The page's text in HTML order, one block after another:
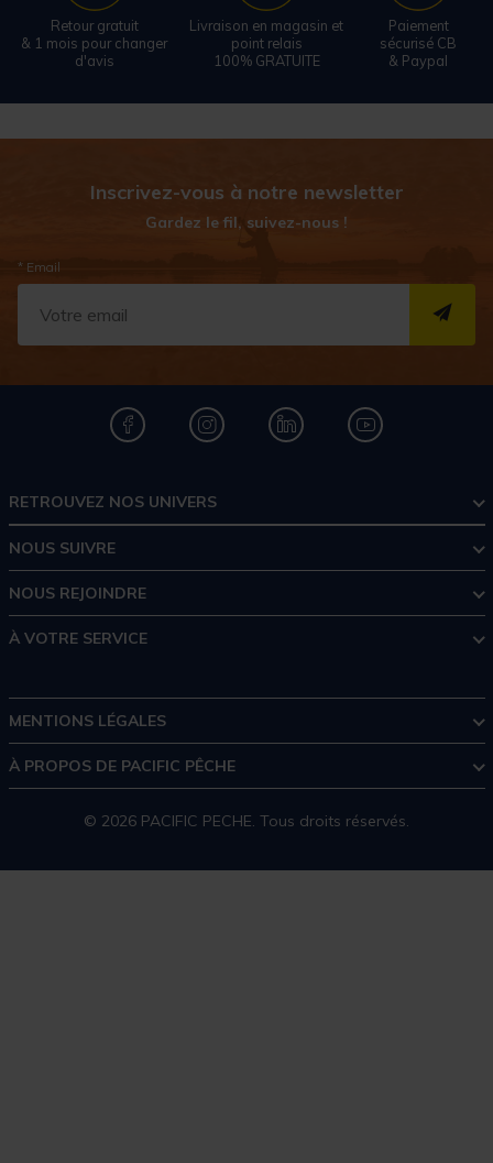
Retour gratuit
& 1 mois pour changer
d'avis
Livraison en magasin et
point relais
100% GRATUITE
Paiement
sécurisé CB
& Paypal
Inscrivez-vous à notre newsletter
Gardez le fil, suivez-nous !
* Email
RETROUVEZ NOS UNIVERS
NOUS SUIVRE
NOUS REJOINDRE
À VOTRE SERVICE
MENTIONS LÉGALES
À PROPOS DE PACIFIC PÊCHE
© 2026 PACIFIC PECHE. Tous droits réservés.